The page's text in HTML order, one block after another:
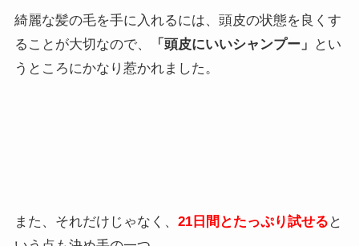
綺麗な髪の毛を手に入れるには、頭皮の状態を良くす
ることが大切なので、
「頭皮にいいシャンプー」
とい
うところにかなり惹かれました。
また、それだけじゃなく、 21日間とたっぷり試せる と